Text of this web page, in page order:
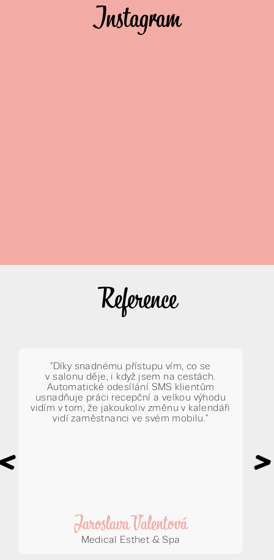
Instagram
Reference
"Díky snadnému přístupu vím, co se
v salonu děje, i když jsem na cestách.
Automatické odesílání SMS klientům
usnadňuje práci recepční a velkou výhodu
vidím v tom, že jakoukoliv změnu v kalendáři
vidí zaměstnanci ve svém mobilu."
Jaroslava Valentová
Medical Esthet & Spa
>